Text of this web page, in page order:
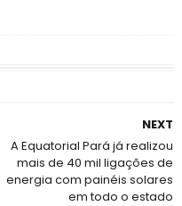
NEXT
A Equatorial Pará já realizou
mais de 40 mil ligações de
energia com painéis solares
em todo o estado